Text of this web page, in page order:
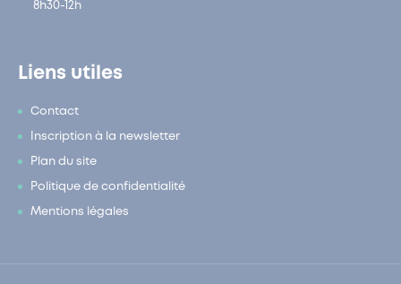
8h30-12h
Liens utiles
Contact
Inscription à la newsletter
Plan du site
Politique de confidentialité
Mentions légales